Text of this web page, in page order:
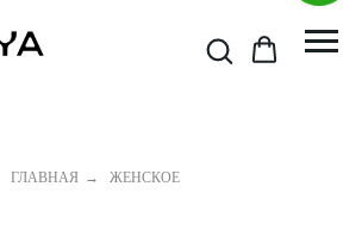
ГЛАВНАЯ → ЖЕНСКОЕ